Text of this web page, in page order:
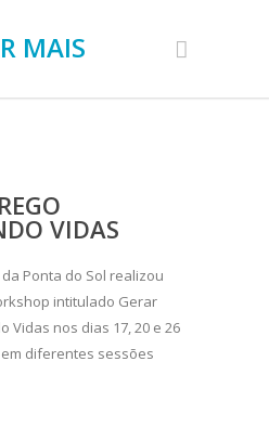
VIDAS
Ponta do Sol realizou
intitulado Gerar
Vidas nos dias 17, 20 e 26
diferentes sessões